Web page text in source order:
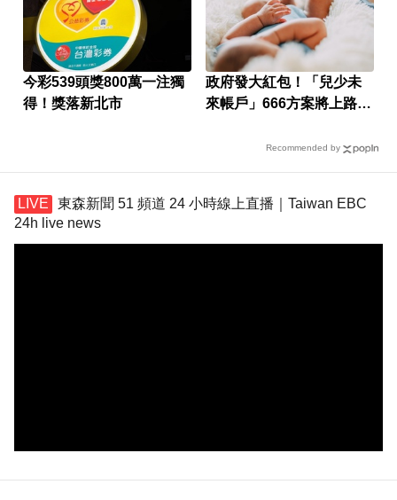
今彩539頭獎800萬一注獨
得！獎落新北市
政府發大紅包！「兒少未
來帳戶」666方案將上路
Recommended by
東森新聞 51 頻道 24 小時線上直播｜Taiwan EBC
24h live news